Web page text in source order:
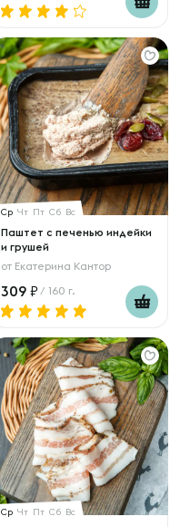
Ср Чт Пт Сб Вс
Паштет с печенью индейки
и грушей
от Екатерина Кантор
309 / 160 г.
Ср Чт Пт Сб Вс